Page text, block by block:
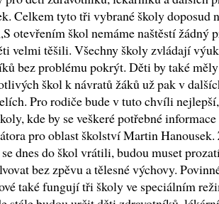
Celkem tyto tři vybrané školy doposud
otevřením škol nemáme naštěstí žádný
velmi těšili. Všechny školy zvládají
bez problému pokrýt. Děti by také
škol k návratů žáků už pak v
Pro rodiče bude v tuto chvíli
kde by se veškeré potřebné
pro oblast školství Martin
dnes do škol vrátili, budou muset
bez zpěvu a tělesné výchovy.
také fungují tři školy ve speciálním